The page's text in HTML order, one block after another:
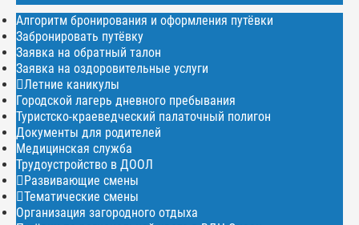
Алгоритм бронирования и оформления путёвки
Забронировать путёвку
Заявка на обратный талон
Заявка на оздоровительные услуги
Летние каникулы
Городской лагерь дневного пребывания
Туристско-краеведческий палаточный полигон
Документы для родителей
Медицинская служба
Трудоустройство в ДООЛ
Развивающие смены
Тематические смены
Организация загородного отдыха